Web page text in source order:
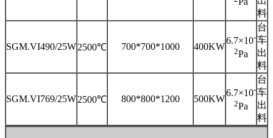
料
SGM.VI490/25W2500℃ 700*700*1000 400KW
6.7×10-
2Pa
台
车
出
料
SGM.VI769/25W2500℃ 800*800*1200 500KW
6.7×10-
2Pa
台
车
出
料